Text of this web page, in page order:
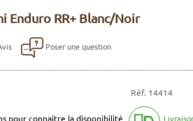
Enduro RR+ Blanc/Noir
Poser une question
Réf. 14414
pour connaitre la disponibilité